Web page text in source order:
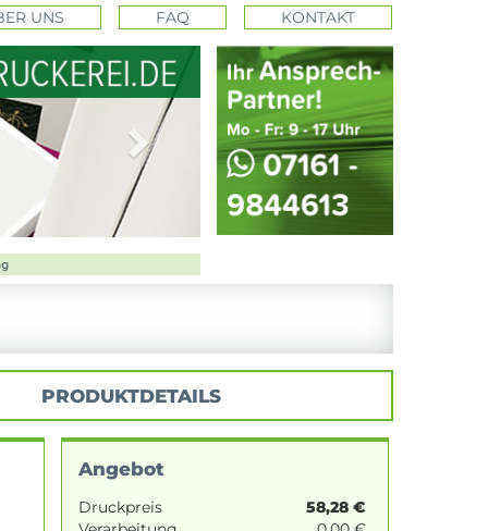
UNS FAQ KONTAKT
Next
PRODUKTDETAILS
Angebot
Druckpreis 58,28€